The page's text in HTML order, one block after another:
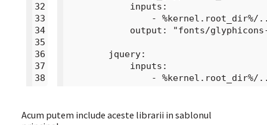
32
33
34
35
36
37
38
            inputs:
- %kernel.root_dir%/
output: "fonts/
        jquery:
            inputs:
Acum putem include aceste librarii in sablonul